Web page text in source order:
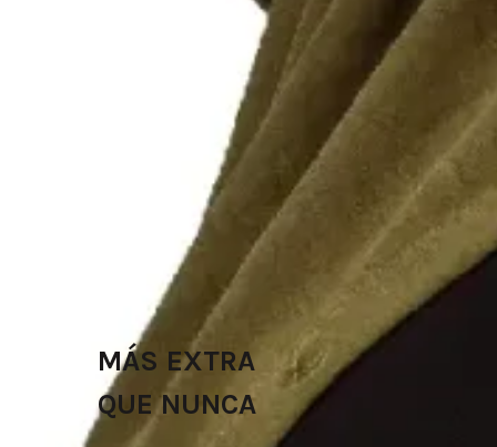
MÁS EXTRA
QUE NUNCA